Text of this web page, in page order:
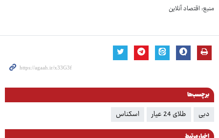
منبع: اقتصاد آنلاین
برچسب‌ها
دبی طلای 24 عیار اسکناس